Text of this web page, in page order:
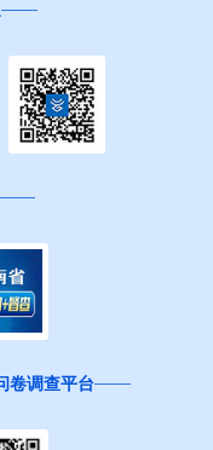
卷调查平台